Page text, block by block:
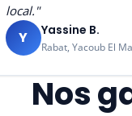
local."
Y Yassine B.
Rabat, Yacoub El
Nos